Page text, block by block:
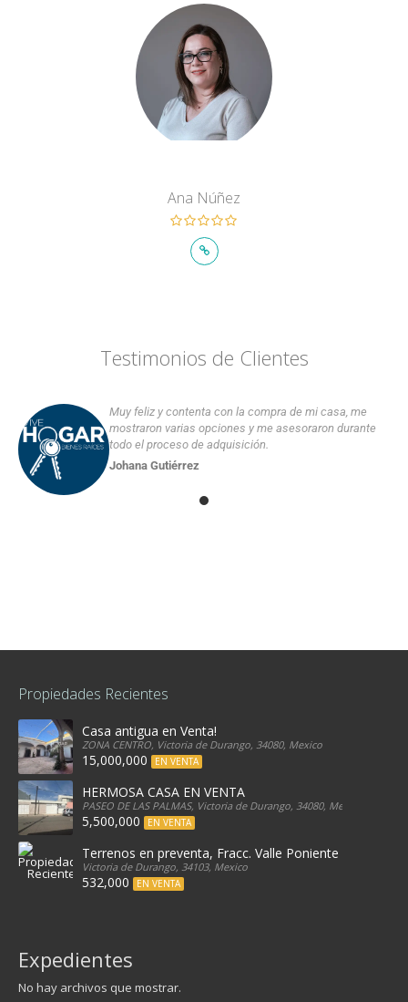
Ana Núñez
Testimonios de Clientes
Muy feliz y contenta con la compra de mi casa, me
mostraron varias opciones y me asesoraron durante
todo el proceso de adquisición.
Johana Gutiérrez
Propiedades Recientes
Casa antigua en Venta!
ZONA CENTRO, Victoria de Durango, 34080, Mexico
15,000,000 EN VENTA
HERMOSA CASA EN VENTA
PASEO DE LAS PALMAS, Victoria de Durango, 34080, Mexico
5,500,000 EN VENTA
Terrenos en preventa, Fracc. Valle Poniente
Victoria de Durango, 34103, Mexico
532,000 EN VENTA
Expedientes
No hay archivos que mostrar.